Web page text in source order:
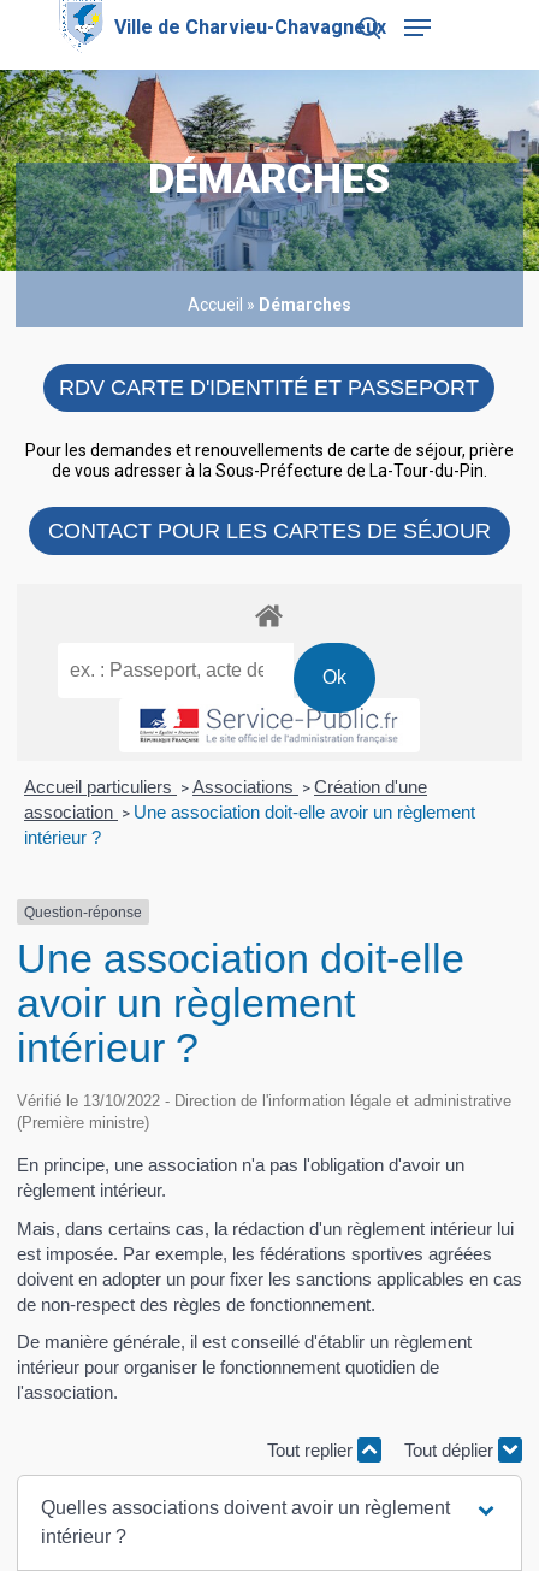
content
search
Menu
DÉMARCHES
Accueil » Démarches
RDV CARTE D'IDENTITÉ ET PASSEPORT
Pour les demandes et renouvellements de carte de séjour, prière
de vous adresser à la Sous-Préfecture de La-Tour-du-Pin.
CONTACT POUR LES CARTES DE SÉJOUR
Accueil particuliers > Associations > Création d'une
association > Une association doit-elle avoir un règlement
intérieur ?
Question-réponse
Une association doit-elle
avoir un règlement
intérieur ?
Vérifié le 13/10/2022 - Direction de l'information légale et administrative
(Première ministre)
En principe, une association n'a pas l'obligation d'avoir un
règlement intérieur.
Mais, dans certains cas, la rédaction d'un règlement intérieur lui
est imposée. Par exemple, les fédérations sportives agréées
doivent en adopter un pour fixer les sanctions applicables en cas
de non-respect des règles de fonctionnement.
De manière générale, il est conseillé d'établir un règlement
intérieur pour organiser le fonctionnement quotidien de
l'association.
Tout replier Tout déplier
Quelles associations doivent avoir un règlement
intérieur ?
Close